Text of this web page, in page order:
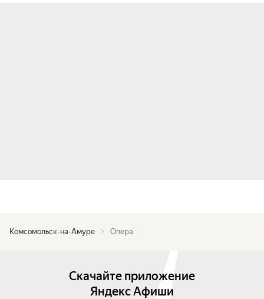
Комсомольск-на-Амуре Опера
Скачайте приложение
Яндекс Афиши